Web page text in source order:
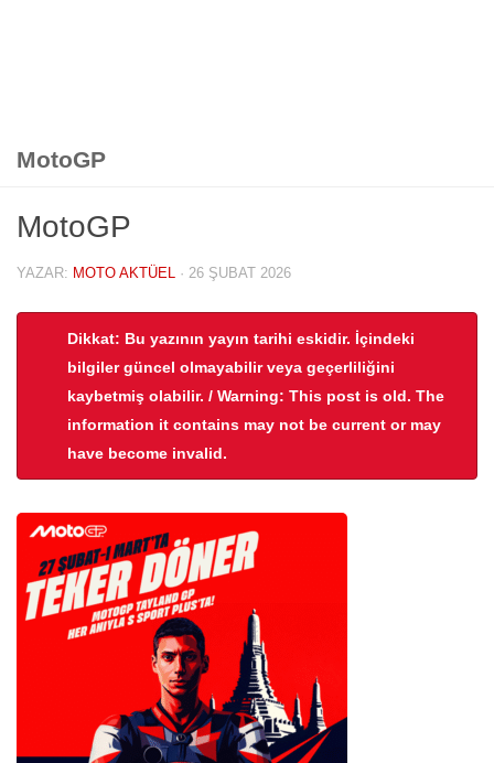
MotoGP
MotoGP
YAZAR: MOTO AKTÜEL · 26 ŞUBAT 2026
Dikkat: Bu yazının yayın tarihi eskidir. İçindeki
bilgiler güncel olmayabilir veya geçerliliğini
kaybetmiş olabilir. / Warning: This post is old. The
information it contains may not be current or may
have become invalid.